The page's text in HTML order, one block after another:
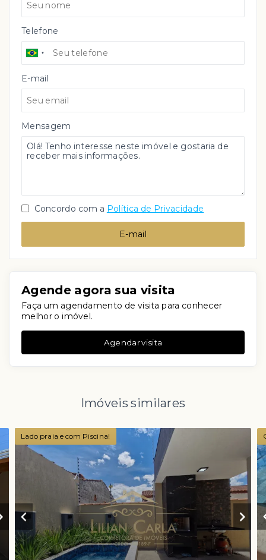
Telefone
E-mail
Mensagem
Concordo com a Política de Privacidade
E-mail
Agende agora sua visita
Faça um agendamento de visita para conhecer
melhor o imóvel.
Agendar visita
Imóveis similares
Lado praia e com Piscina!